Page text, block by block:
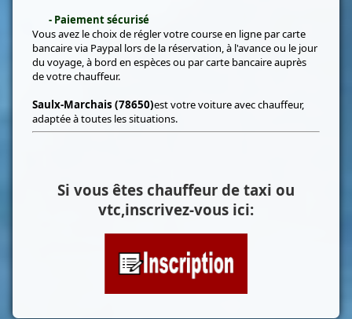
- Paiement sécurisé
Vous avez le choix de régler votre course en ligne par carte
bancaire via Paypal lors de la réservation, à l'avance ou le jour
du voyage, à bord en espèces ou par carte bancaire auprès
de votre chauffeur.
Saulx-Marchais (78650)est votre voiture avec chauffeur,
adaptée à toutes les situations.
Si vous êtes chauffeur de taxi ou
vtc,inscrivez-vous ici: